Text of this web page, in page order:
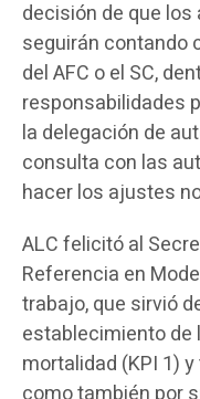
decisión de que
seguirán contando
del AFC o el SC,
responsabilidades
la delegación de
consulta con las
hacer los ajustes
ALC felicitó al
Referencia en
trabajo, que sirvió
establecimiento de
mortalidad (KPI 1)